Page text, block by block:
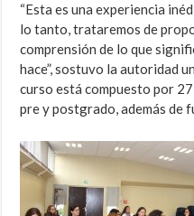
“Esta es una experiencia
lo tanto, trataremos de
comprensión de lo que
hace”, sostuvo la autoridad
curso está compuesto por
pre y postgrado, además de